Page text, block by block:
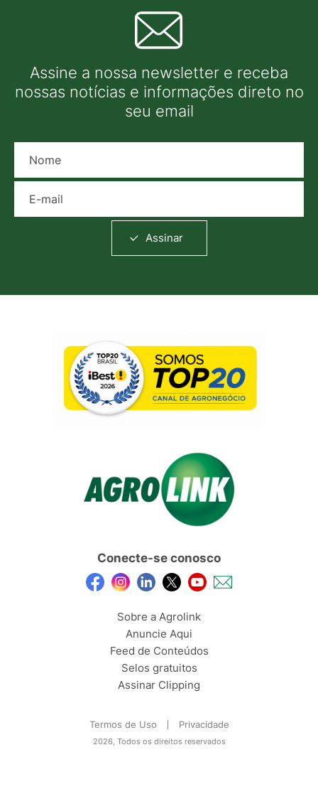
Assine a nossa newsletter e receba
nossas notícias e informações direto no
seu email
Assinar
Conecte-se conosco
Sobre a Agrolink
Anuncie Aqui
Feed de Conteúdos
Selos gratuitos
Assinar Clipping
Termos de Uso Privacidade
2026, Todos os direitos reservados